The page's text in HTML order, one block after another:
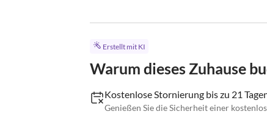
Erstellt mit KI
Warum dieses Zuhause
Kostenlose Stornierung bis zu 21
Genießen Sie die Sicherheit einer